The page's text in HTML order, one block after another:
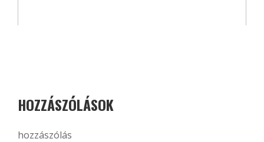
HOZZÁSZÓLÁSOK
hozzászólás